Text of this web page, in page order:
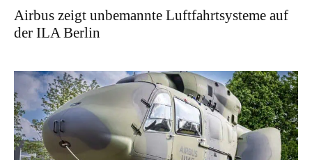
Airbus zeigt unbemannte Luftfahrtsysteme auf
der ILA Berlin